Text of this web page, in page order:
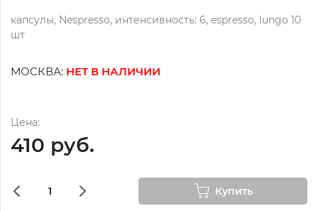
капсулы, Nespressо, интенсивность: 6, espressо, lungo 10
шт
МОСКВА: НЕТ В НАЛИЧИИ
Цена:
410 руб.
Купить